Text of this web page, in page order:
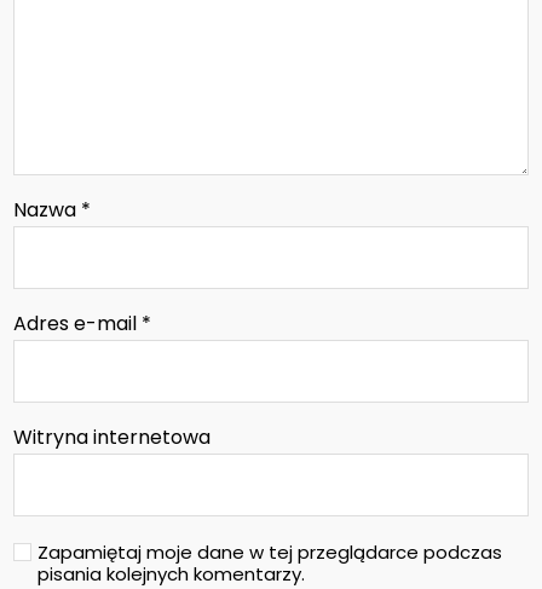
Nazwa *
Adres e-mail *
Witryna internetowa
Zapamiętaj moje dane w tej przeglądarce podczas
pisania kolejnych komentarzy.